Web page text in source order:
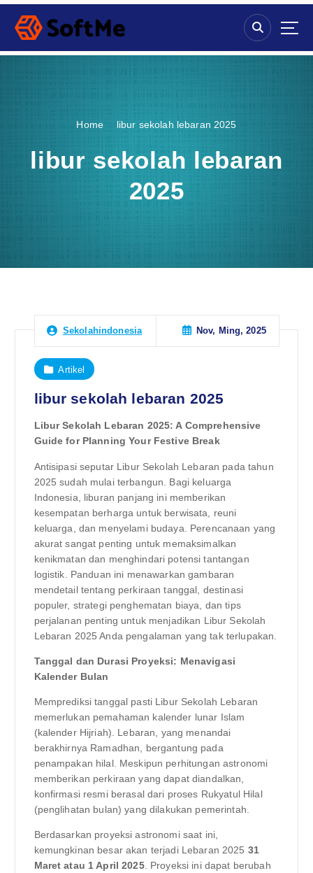
S
p
Home libur sekolah lebaran 2025
libur sekolah lebaran
2025
Sekolahindonesia Nov, Ming, 2025
Artikel
libur sekolah lebaran 2025
Libur Sekolah Lebaran 2025: A Comprehensive
Guide for Planning Your Festive Break
Antisipasi seputar Libur Sekolah Lebaran pada tahun
2025 sudah mulai terbangun. Bagi keluarga
Indonesia, liburan panjang ini memberikan
kesempatan berharga untuk berwisata, reuni
keluarga, dan menyelami budaya. Perencanaan yang
akurat sangat penting untuk memaksimalkan
kenikmatan dan menghindari potensi tantangan
logistik. Panduan ini menawarkan gambaran
mendetail tentang perkiraan tanggal, destinasi
populer, strategi penghematan biaya, dan tips
perjalanan penting untuk menjadikan Libur Sekolah
Lebaran 2025 Anda pengalaman yang tak terlupakan.
Tanggal dan Durasi Proyeksi: Menavigasi
Kalender Bulan
Memprediksi tanggal pasti Libur Sekolah Lebaran
memerlukan pemahaman kalender lunar Islam
(kalender Hijriah). Lebaran, yang menandai
berakhirnya Ramadhan, bergantung pada
penampakan hilal. Meskipun perhitungan astronomi
memberikan perkiraan yang dapat diandalkan,
konfirmasi resmi berasal dari proses Rukyatul Hilal
(penglihatan bulan) yang dilakukan pemerintah.
Berdasarkan proyeksi astronomi saat ini,
kemungkinan besar akan terjadi Lebaran 2025 31
Maret atau 1 April 2025. Proyeksi ini dapat berubah